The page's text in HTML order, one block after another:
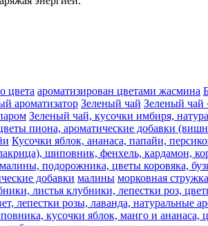
цвета ароматизирован цветами жасмина
ароматизатор Зеленый чай Зеленый чай
Зеленый чай, кусочки имбиря,
пиона, ароматические добавки
Кусочки яблок, ананаса, папайи,
шиповник, фенхель, кардамон,
подорожника, цветы коровяка,
добавки малины морковная стружка
листья клубники, лепестки роз,
лепестки розы, лаванда, натуральные
кусочки яблок, манго и ананаса,